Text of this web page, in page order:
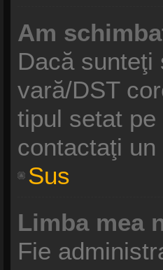
Am
Dacă
vară/DST
tipul setat
contactaţi
Sus
Limba mea
Fie